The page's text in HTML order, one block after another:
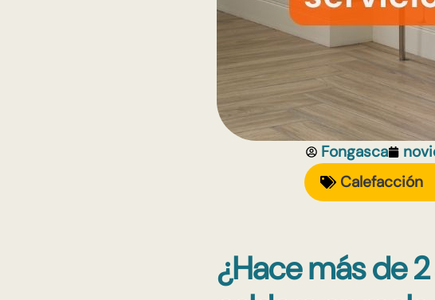
Fongasca
Calefacción
¿Hace más de